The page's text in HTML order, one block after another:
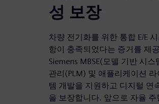
성 보장
차량 전기화를 위한 통합 E/E
항이 충족되었다는 증거를 제
Siemens MBSE(모델 기반 시
관리(PLM) 및 애플리케이션
템 개발을 지원하고 디지털 연
을 보장합니다. 앞으로 자율